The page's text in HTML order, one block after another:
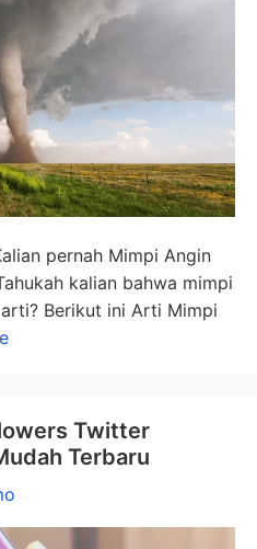
pernah Mimpi Angin
kalian bahwa mimpi
Berikut ini Arti Mimpi
Twitter
Terbaru